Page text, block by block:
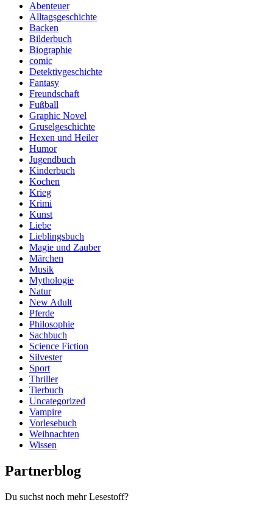
Abenteuer
Alltagsgeschichte
Backen
Bilderbuch
Biographie
comic
Detektivgeschichte
Fantasy
Freundschaft
Fußball
Graphic Novel
Gruselgeschichte
Hexen und Heiler
Humor
Jugendbuch
Kinderbuch
Kochen
Krieg
Krimi
Kunst
Liebe
Lieblingsbuch
Magie und Zauber
Märchen
Musik
Mythologie
Natur
New Adult
Pferde
Philosophie
Sachbuch
Science Fiction
Silvester
Sport
Thriller
Tierbuch
Uncategorized
Vampire
Vorlesebuch
Weihnachten
Wissen
Partnerblog
Du suchst noch mehr Lesestoff?